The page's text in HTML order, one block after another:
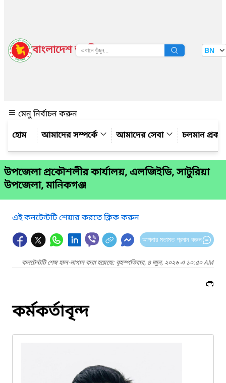
বাংলাদেশ জাতীয় তথ্য বাতায়ন BN
মেনু নির্বাচন করুন
আমাদের সম্পর্কে
আমাদের সেবা চলমান
উপজেলা প্রকৌশলীর কার্যালয়, এলজিইডি, সাটুরিয়া
উপজেলা, মানিকগঞ্জ
এই কনটেন্টটি শেয়ার করতে ক্লিক করুন
আপনার মতামত প্রদান করুন
কনটেন্টটি শেষ হাল-নাগাদ করা হয়েছে: বৃহস্পতিবার, ৪ জুন, ২০২৬ এ ১০:৫০ AM
কর্মকর্তাবৃন্দ